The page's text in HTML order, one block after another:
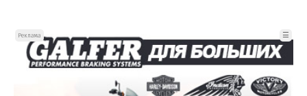
Реклама ☰